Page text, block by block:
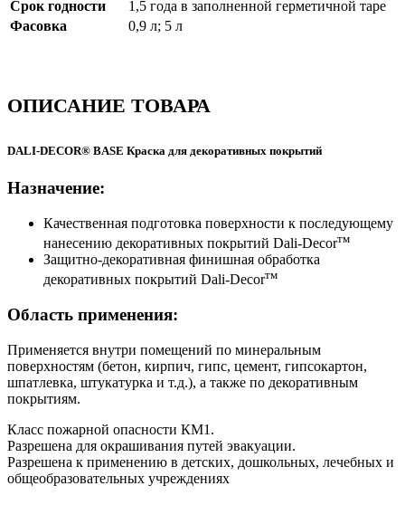
Срок годности
1,5 года в заполненной герметичной таре
Фасовка
0,9 л; 5 л
ОПИСАНИЕ ТОВАРА
DALI-DECOR® BASE Краска для декоративных покрытий
Назначение:
Качественная подготовка поверхности к последующему
нанесению декоративных покрытий Dali-Decorтм
Защитно-декоративная финишная обработка
декоративных покрытий Dali-Decorтм
Область применения:
Применяется внутри помещений по минеральным
поверхностям (бетон, кирпич, гипс, цемент, гипсокартон,
шпатлевка, штукатурка и т.д.), а также по декоративным
покрытиям.
Класс пожарной опасности КМ1.
Разрешена для окрашивания путей эвакуации.
Разрешена к применению в детских, дошкольных, лечебных и
общеобразовательных учреждениях